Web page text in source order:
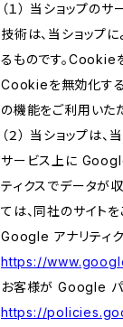
（１） 当ショップの
技術は、当ショップ
るものです。Cookie
Cookieを無効化する
の機能をご利用いた
（２） 当ショップは
サービス上に
ティクスでデータが
ては、同社のサイトを
Google アナリティ
https://
お客様が Google パ
https://